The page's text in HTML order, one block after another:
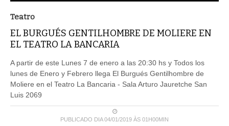
Teatro
EL BURGUÉS GENTILHOMBRE DE MOLIERE EN
EL TEATRO LA BANCARIA
A partir de este Lunes 7 de enero a las 20:30 hs y Todos los
lunes de Enero y Febrero llega El Burgués Gentilhombre de
Moliere en el Teatro La Bancaria - Sala Arturo Jauretche San
Luis 2069
PUBLICADO DIA 04/01/2019 ÀS 01H00MIN